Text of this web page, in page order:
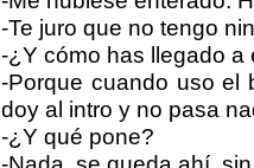
-Te juro que no tengo
-¿Y cómo has llegado a
-Porque cuando uso el
doy al intro y no pasa
-¿Y qué pone?